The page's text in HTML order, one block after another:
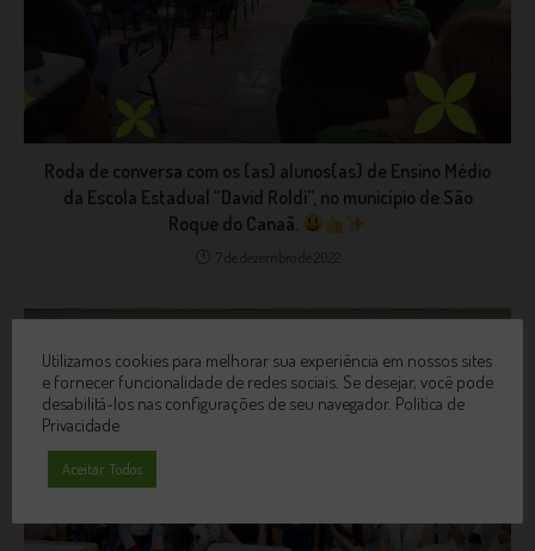
Roda de conversa com os (as) alunos(as) de Ensino Médio
da Escola Estadual “David Roldi”, no município de São
Roque do Canaã.
7 de dezembro de 2022
Utilizamos cookies para melhorar sua experiência em nossos sites
e fornecer funcionalidade de redes sociais. Se desejar, você pode
desabilitá-los nas configurações de seu navegador. Política de
Privacidade
Aceitar Todos